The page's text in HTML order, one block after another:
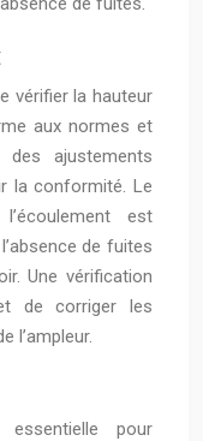
vérifier la hauteur
aux normes et
des ajustements
la conformité. Le
est
de fuites
Une vérification
de corriger les
l’ampleur.
pour